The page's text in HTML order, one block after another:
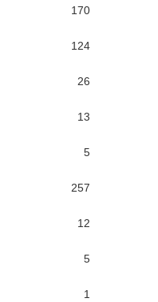
170
124
26
13
5
257
12
5
1